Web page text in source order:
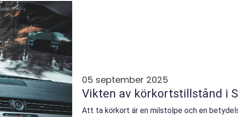
05 september 2025
Vikten av körkortstillstånd i
Att ta körkort är en milstolpe och en